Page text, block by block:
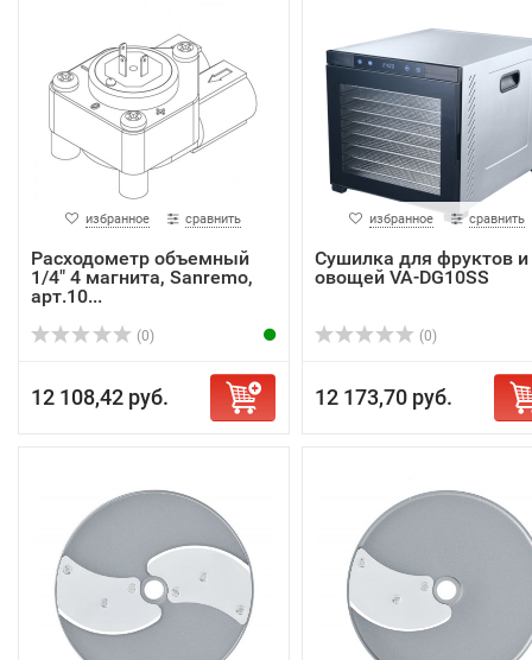
избранное сравнить
Расходометр объемный
1/4" 4 магнита, Sanremo,
арт.10...
(0)
12 108,42 руб.
избранное сравнить
Сушилка для фруктов и
овощей VA-DG10SS
(0)
12 173,70 руб.